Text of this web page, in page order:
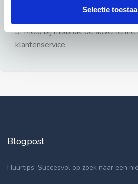
Selectie
3: Meld bij misbruik de advertentie
klantenservice.
Blogpost
Huurtips: Succesvol op zoek naar een